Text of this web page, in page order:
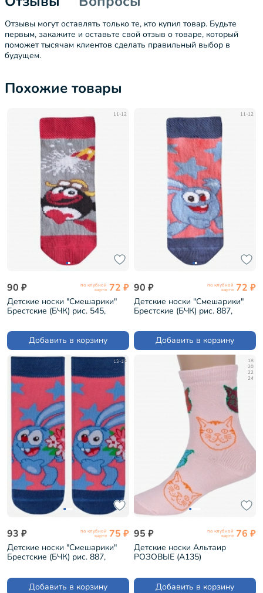
Отзывы могут оставлять только те, кто купил товар. Будьте
первым, закажите и оставьте свой отзыв о товаре, который
поможет тысячам клиентов сделать правильный выбор в
будущем.
Похожие товары
11-12
90 ₽ по клубной
карте 72 ₽
Детские носки "Смешарики"
Брестские (БЧК) рис. 545,
Добавить в корзину
11-12
90 ₽ по клубной
карте 72 ₽
Детские носки "Смешарики"
Брестские (БЧК) рис. 887,
Добавить в корзину
13-14
93 ₽ по клубной
карте 75 ₽
Детские носки "Смешарики"
Брестские (БЧК) рис. 887,
Добавить в корзину
18
20
22
24
95 ₽ по клубной
карте 76 ₽
Детские носки Альтаир
РОЗОВЫЕ (А135)
Добавить в корзину